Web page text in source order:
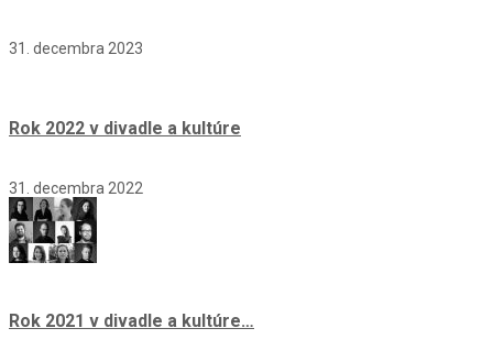
31. decembra 2023
Rok 2022 v divadle a kultúre
31. decembra 2022
Rok 2021 v divadle a kultúre…